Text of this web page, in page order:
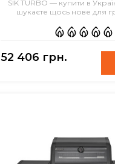
SIK TURBO — купити в
шукаєте щось нове для
52 406 грн.